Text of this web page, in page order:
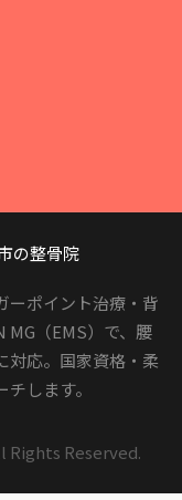
の整骨院
ーポイント治療・背
MG（EMS）で、腰
対応。国家資格・柔
します。
Rights Reserved.